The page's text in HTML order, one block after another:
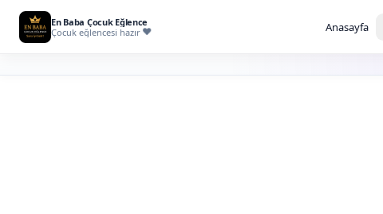
En Baba Çocuk Eğlence
Çocuk eğlencesi hazır
Anasayfa